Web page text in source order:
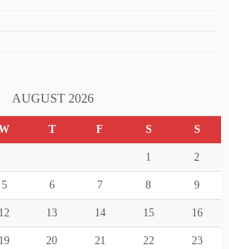
AUGUST 2026
T F S S
1 2
5 6 7 8 9
12 13 14 15 16
19 20 21 22 23